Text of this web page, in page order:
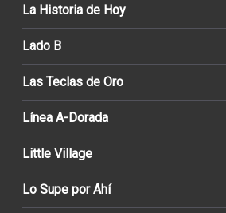
La Historia de Hoy
Lado B
Las Teclas de Oro
Línea A-Dorada
Little Village
Lo Supe por Ahí